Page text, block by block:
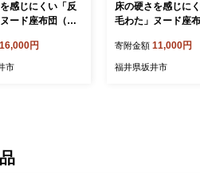
感じにくい「反
ード座布団（銘
16,000円
市
床の硬さを感じに
毛わた」ヌード座
枚組 [A-20441]
寄附金額 11,000円
福井県坂井市